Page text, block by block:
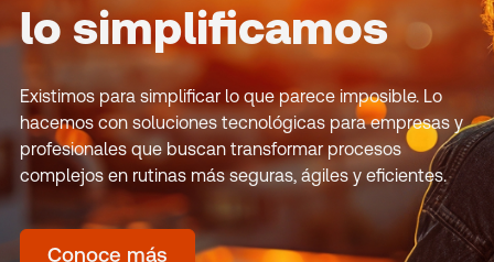
lo simplificamos
Existimos para simplificar lo que parece imposible. Lo
hacemos con soluciones tecnológicas para empresas y
profesionales que buscan transformar procesos
complejos en rutinas más seguras, ágiles y eficientes.
Conoce más